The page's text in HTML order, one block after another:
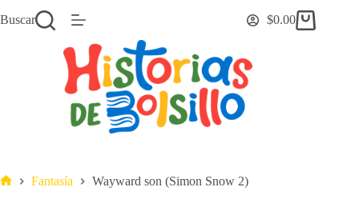
al
Buscar
Carro
$0.00
Fantasía Wayward son (Simon Snow 2)